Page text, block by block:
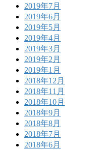
2019年7月
2019年6月
2019年5月
2019年4月
2019年3月
2019年2月
2019年1月
2018年12月
2018年11月
2018年10月
2018年9月
2018年8月
2018年7月
2018年6月